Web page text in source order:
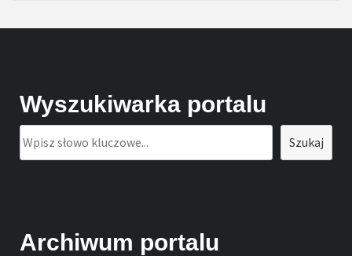
Wyszukiwarka portalu
Szukaj
Archiwum portalu